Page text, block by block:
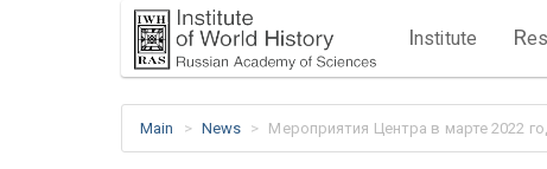
Institute R
Main News Мероприятия Центра в марте 2022